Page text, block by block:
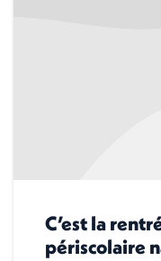
C’est la
périscolaire